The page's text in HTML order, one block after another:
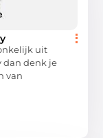
uit
dan denk je
van